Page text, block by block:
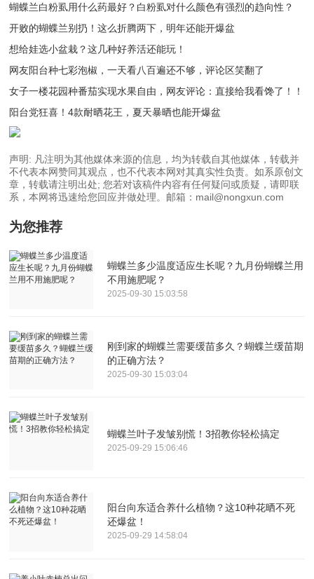
蝴蝶兰白粉虱用什么药最好？白粉虱对什么颜色有强烈的趋向性？
开败的蝴蝶兰别扔！这么折腾两下，明年还能开爆盆
想给娃选小盆栽？这几种好养活还能玩！
网友阳台种七彩泡椒，一天看八百遍还不够，评论区笑翻了
女子一楼花园种番茄实现水果自由，网友评论：直接给我看馋了！！
阳台党狂喜！4款耐晒花王，夏天暴晒也能开爆盆
声明: 凡注明为其他媒体来源的信息，均为转载自其他媒体，转载并
不代表本网赞同其观点，也不代表本网对其真实性负责。如系原创文
章，转载请注明出处; 您若对该稿件内容有任何疑问或质疑，请即联
系，本网将迅速给您回应并做处理。邮箱：mail@nongxun.com
为您推荐
蝴蝶兰多少温度适应生长呢？九月份蝴蝶兰用
不用施肥呢？
2025-09-30 15:03:58
刚到家的蝴蝶兰需要缓苗多久？蝴蝶兰缓苗期
的正确方法？
2025-09-30 15:03:04
蝴蝶兰叶子发皱别慌！3招教你轻松搞定
2025-09-29 15:06:46
阳台向东适合养什么植物？这10种花晒不死
还爆盆！
2025-09-29 14:58:04